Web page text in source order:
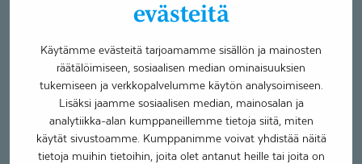
evästeitä
Käytämme evästeitä tarjoamamme sisällön ja mainosten
räätälöimiseen, sosiaalisen median ominaisuuksien
tukemiseen ja verkkopalvelumme käytön analysoimiseen.
Lisäksi jaamme sosiaalisen median, mainosalan ja
analytiikka-alan kumppaneillemme tietoja siitä, miten
käytät sivustoamme. Kumppanimme voivat yhdistää näitä
tietoja muihin tietoihin, joita olet antanut heille tai joita on